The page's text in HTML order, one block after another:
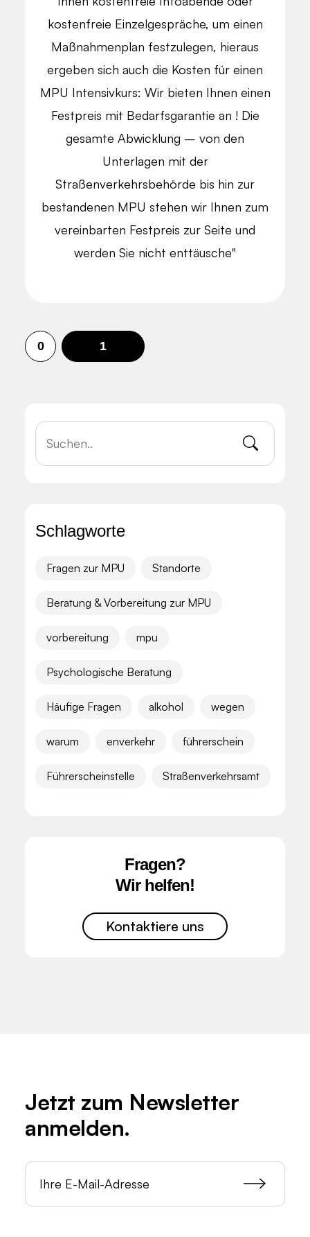
kostenfreie Einzelgespräche, um einen
Maßnahmenplan festzulegen, hieraus
ergeben sich auch die Kosten für einen
MPU Intensivkurs: Wir bieten Ihnen einen
Festpreis mit Bedarfsgarantie an ! Die
gesamte Abwicklung – von den
Unterlagen mit der
Straßenverkehrsbehörde bis hin zur
bestandenen MPU stehen wir Ihnen zum
vereinbarten Festpreis zur Seite und
werden Sie nicht enttäusche"
0 1
Schlagworte
Fragen zur MPU Standorte
Beratung & Vorbereitung zur MPU
vorbereitung mpu
Psychologische Beratung
Häufige Fragen alkohol wegen
warum enverkehr führerschein
Führerscheinstelle Straßenverkehrsamt
Fragen?
Wir helfen!
Kontaktiere uns
Jetzt zum Newsletter
anmelden.